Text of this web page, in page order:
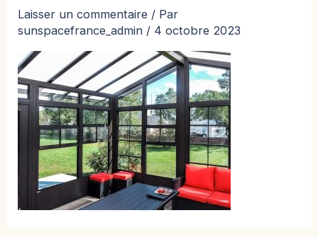
Laisser un commentaire / Par
sunspacefrance_admin / 4 octobre 2023